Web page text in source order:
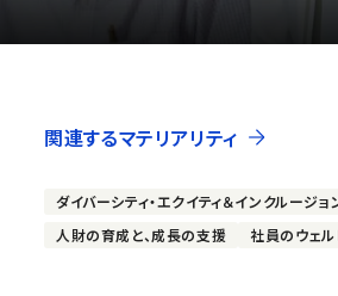
関連するマテリアリティ
ダイバーシティ・エクイティ＆インクルージョ
人財の育成と、成長の支援
社員のウェ